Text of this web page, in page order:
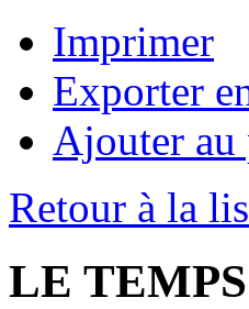
Imprimer
Exporter
Ajouter au
Retour à la
LE